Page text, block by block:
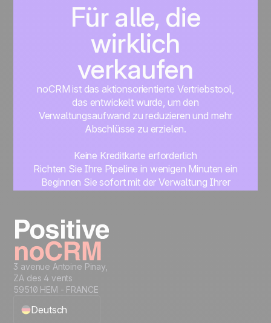
Für alle, die
wirklich
verkaufen
noCRM ist das aktionsorientierte Vertriebstool,
das entwickelt wurde, um den
Verwaltungsaufwand zu reduzieren und mehr
Abschlüsse zu erzielen.
Keine Kreditkarte erforderlich
Richten Sie Ihre Pipeline in wenigen Minuten ein
Beginnen Sie sofort mit der Verwaltung Ihrer
3 avenue Antoine Pinay,
ZA des 4 vents
59510 HEM - FRANCE
Deutsch